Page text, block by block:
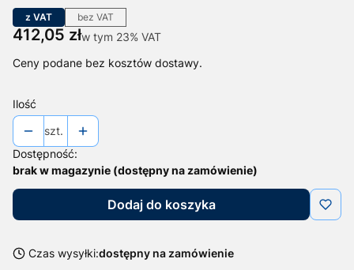
z VAT bez VAT
Cena
412,05 złw tym 23% VAT
w tym 23% VAT
Ceny podane bez kosztów dostawy.
Ilość
szt.
Dostępność:
brak w magazynie (dostępny na zamówienie)
Dodaj do koszyka
Czas wysyłki:dostępny na zamówienie